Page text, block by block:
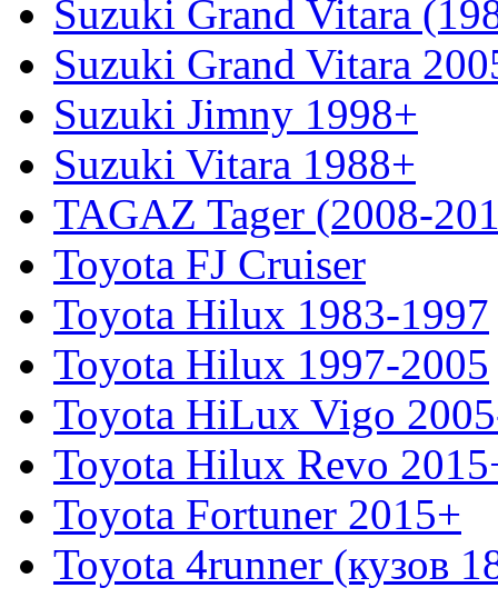
Suzuki Grand Vitara
Suzuki Grand Vitara
Suzuki Jimny 1998+
Suzuki Vitara 1988+
TAGAZ Tager (2008-
Toyota FJ Cruiser
Toyota Hilux 1983-1997
Toyota Hilux 1997-2005
Toyota HiLux Vigo
Toyota Hilux Revo
Toyota Fortuner 2015+
Toyota 4runner (кузов